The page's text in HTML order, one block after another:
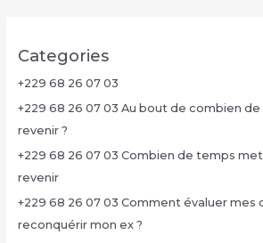
Categories
+229 68 26 07 03
+229 68 26 07 03 Au bout de combien
revenir ?
+229 68 26 07 03 Combien de temps
revenir
+229 68 26 07 03 Comment évaluer mes
reconquérir mon ex ?